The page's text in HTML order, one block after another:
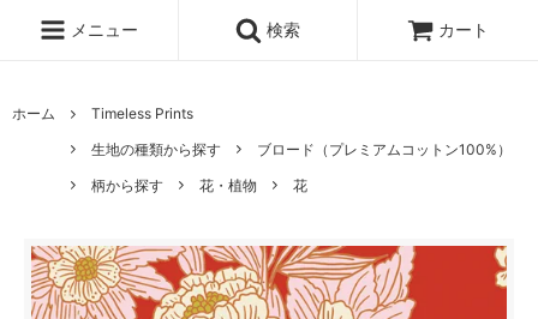
メニュー 検索 カート
ホーム
Timeless Prints
生地の種類から探す
ブロード（プレミアムコットン100%）
柄から探す
花・植物 花